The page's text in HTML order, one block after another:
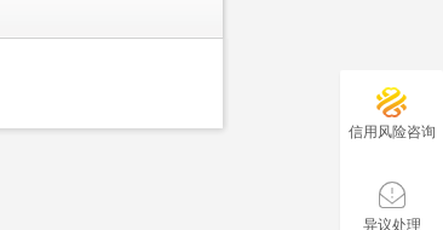
信用风险咨询
异议处理